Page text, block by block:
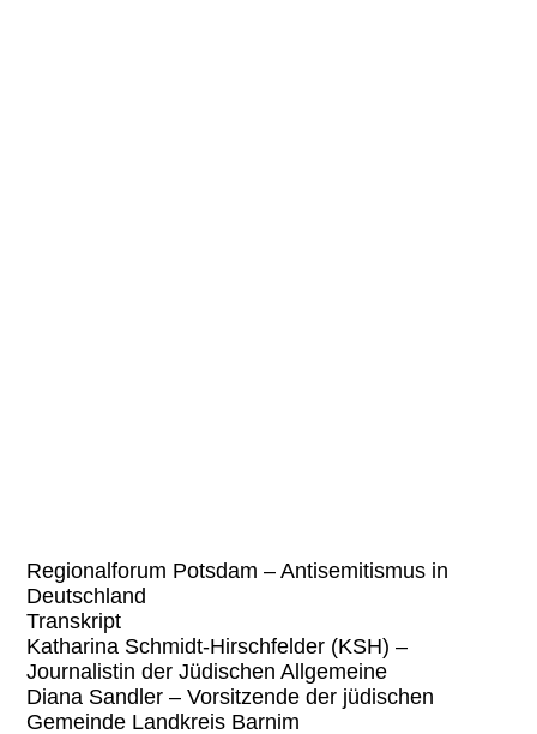
Regionalforum Potsdam – Antisemitismus in
Deutschland
Transkript
Katharina Schmidt-Hirschfelder (KSH) –
Journalistin der Jüdischen Allgemeine
Diana Sandler – Vorsitzende der jüdischen
Gemeinde Landkreis Barnim